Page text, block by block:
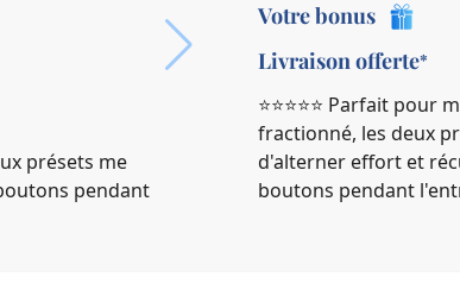
présets me
pendant
Votre bonus
Livraison offerte*
⭐️⭐️⭐️⭐️⭐️ Parfait
fractionné, les deux
d'alterner effort et
boutons pendant